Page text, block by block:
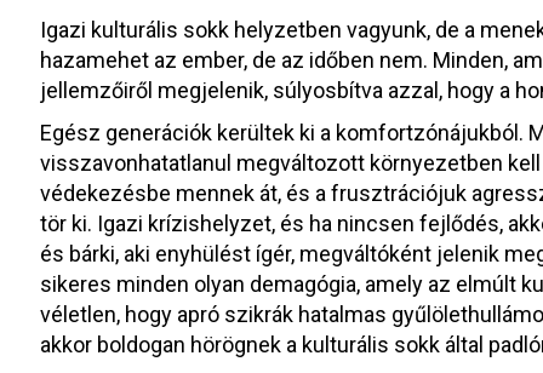
Igazi kulturális sokk helyzetben vagyunk, de a
hazamehet az ember, de az időben nem. Minden,
jellemzőiről megjelenik, súlyosbítva azzal, hogy a
Egész generációk kerültek ki a komfortzónájukból.
visszavonhatatlanul megváltozott környezetben
védekezésbe mennek át, és a frusztrációjuk
tör ki. Igazi krízishelyzet, és ha nincsen fejlődés,
és bárki, aki enyhülést ígér, megváltóként jelenik
sikeres minden olyan demagógia, amely az elmúlt
véletlen, hogy apró szikrák hatalmas
akkor boldogan hörögnek a kulturális sokk által